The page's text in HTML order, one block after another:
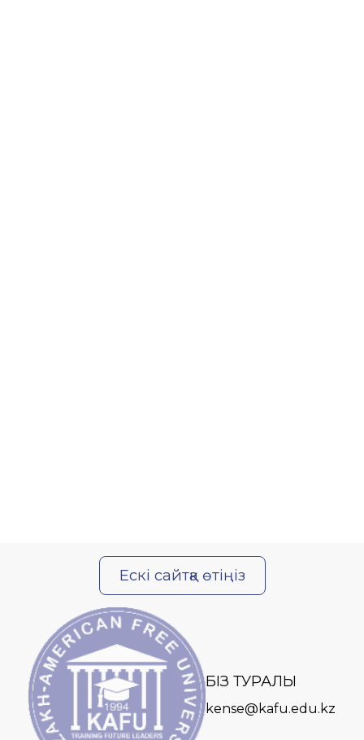
Ескі сайтқа өтіңіз
БІЗ ТУРАЛЫ
kense@kafu.edu.kz